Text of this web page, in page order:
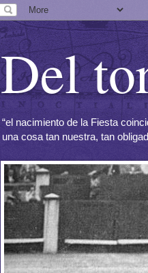
Del
“el nacimiento de la Fiesta
una cosa tan nuestra, tan